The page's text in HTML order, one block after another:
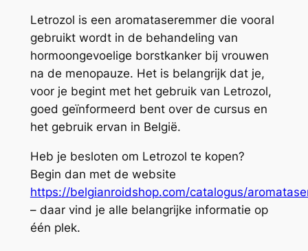
Letrozol is een aromataseremmer die vooral
gebruikt wordt in de behandeling van
hormoongevoelige borstkanker bij vrouwen
na de menopauze. Het is belangrijk dat je,
voor je begint met het gebruik van Letrozol,
goed geïnformeerd bent over de cursus en
het gebruik ervan in België.
Heb je besloten om Letrozol te kopen?
Begin dan met de website
https://belgianroidshop.com/catalogus/
– daar vind je alle belangrijke informatie op
één plek.